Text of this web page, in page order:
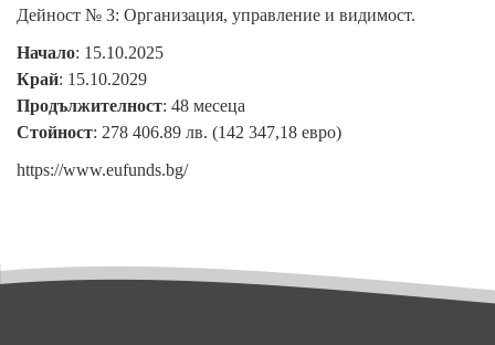
Дейност № 3: Организация, управление и видимост.
Начало: 15.10.2025
Край: 15.10.2029
Продължителност: 48 месеца
Стойност: 278 406.89 лв. (142 347,18 евро)
https://www.eufunds.bg/